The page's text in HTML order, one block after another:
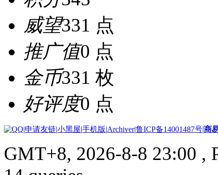
威望331 点
推广值0 点
金币331 枚
好评度0 点
|申请友链|小黑屋|手机版|Archiver|鲁ICP备14001487号|商
GMT+8, 2026-8-8 23:00 ,